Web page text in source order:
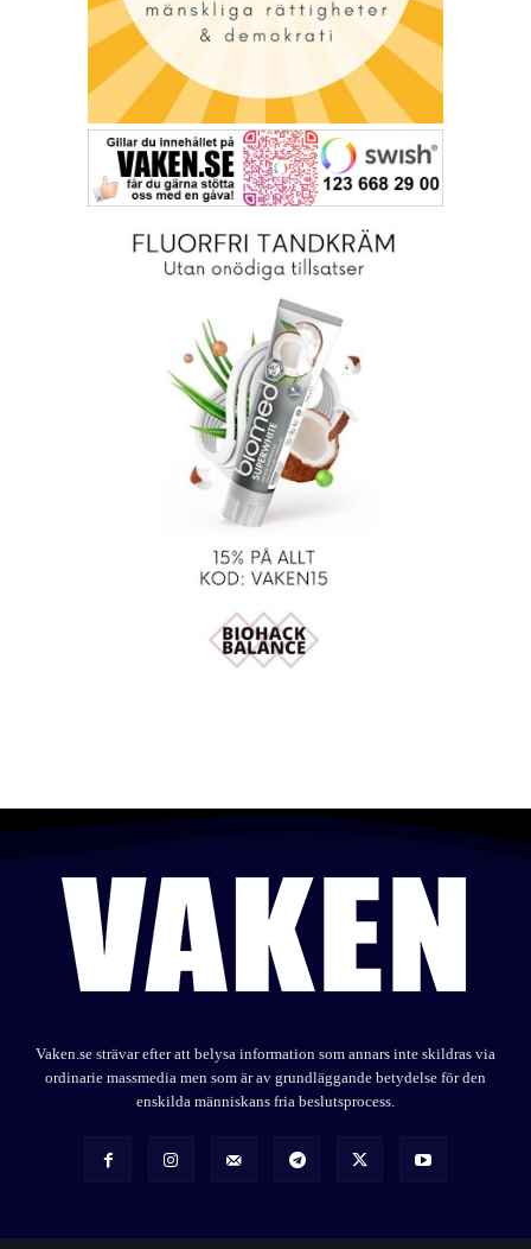
Vaken.se strävar efter att belysa information som annars inte skildras via
ordinarie massmedia men som är av grundläggande betydelse för den
enskilda människans fria beslutsprocess.